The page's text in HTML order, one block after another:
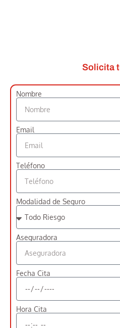
Solicita
Nombre
Email
Teléfono
Modalidad de Seguro
Aseguradora
Fecha Cita
Hora Cita